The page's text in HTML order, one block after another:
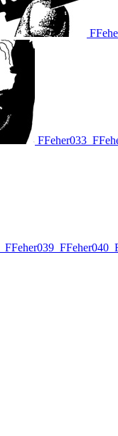
FFeher033
FFeher039 FFeher040